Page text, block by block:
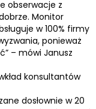
obserwacje z
Monitor
w 100% firmy
ponieważ
– mówi Janusz
konsultantów
dosłownie w 20